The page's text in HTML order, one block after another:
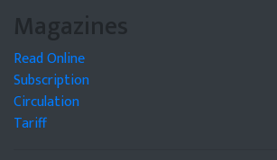
Magazines
Read Online
Subscription
Circulation
Tariff